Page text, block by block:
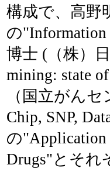
構成で、高野
の"Information
博士 (（株）
mining: state
（国立がん
Chip, SNP,
の"Application
Drugs"とそれ